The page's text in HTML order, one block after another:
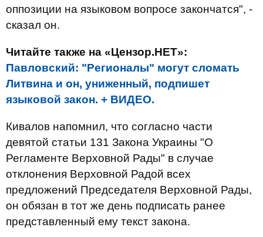
оппозиции на языковом вопросе закончатся", -
сказал он.
Читайте также на «Цензор.НЕТ»:
Павловский: "Регионалы" могут сломать
Литвина и он, униженный, подпишет
языковой закон. + ВИДЕО.
Кивалов напомнил, что согласно части
девятой статьи 131 Закона Украины "О
Регламенте Верховной Рады" в случае
отклонения Верховной Радой всех
предложений Председателя Верховной Рады,
он обязан в тот же день подписать ранее
представленный ему текст закона.